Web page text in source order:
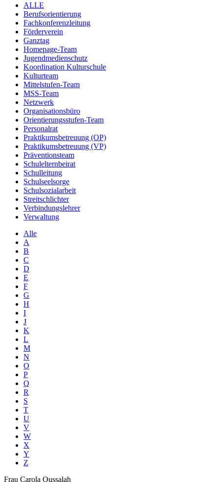
ALLE
Berufsorientierung
Fachkonferenzleitung
Förderverein
Ganztag
Homepage-Team
Jugendmedienschutz
Koordination Kulturschule
Kulturteam
Mittelstufen-Team
MSS-Team
Netzwerk
Organisationsbüro
Orientierungsstufen-Team
Personalrat
Praktikumsbetreuung (OP)
Praktikumsbetreuung (VP)
Präventionsteam
Schulelternbeirat
Schulleitung
Schulseelsorge
Schulsozialarbeit
Streitschlichter
Verbindungslehrer
Verwaltung
Alle
A
B
C
D
E
F
G
H
I
J
K
L
M
N
O
P
Q
R
S
T
U
V
W
X
Y
Z
Frau Carola Oussalah